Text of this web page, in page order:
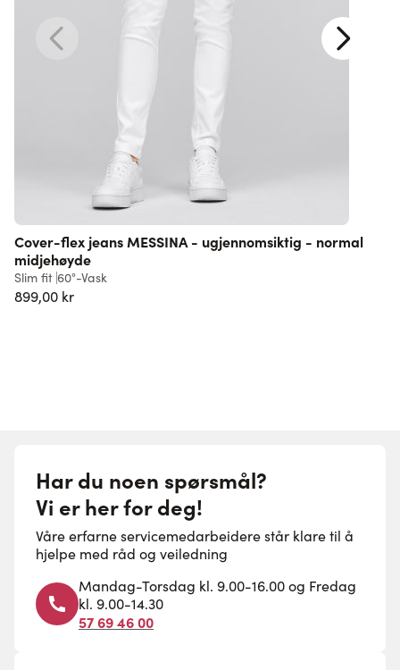
Cover-flex jeans MESSINA - ugjennomsiktig - normal
midjehøyde
Slim fit 60°-Vask
899,00 kr
Har du noen spørsmål?
Vi er her for deg!
Våre erfarne servicemedarbeidere står klare til å
hjelpe med råd og veiledning
Mandag-Torsdag kl. 9.00-16.00 og Fredag
kl. 9.00-14.30
57 69 46 00